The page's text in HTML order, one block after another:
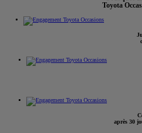
Toyota
après 30